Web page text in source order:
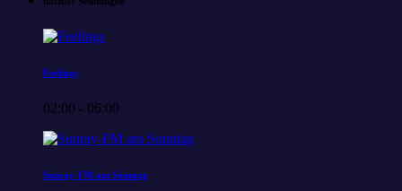
Feelings
02:00 - 06:00
Sunray-FM am Sonntag